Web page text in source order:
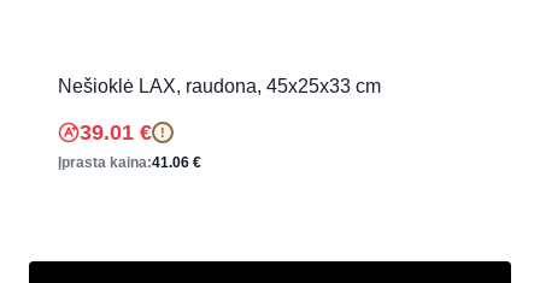
Nešioklė LAX, raudona, 45x25x33 cm
39.01 € !
Įprasta kaina:41.06 €